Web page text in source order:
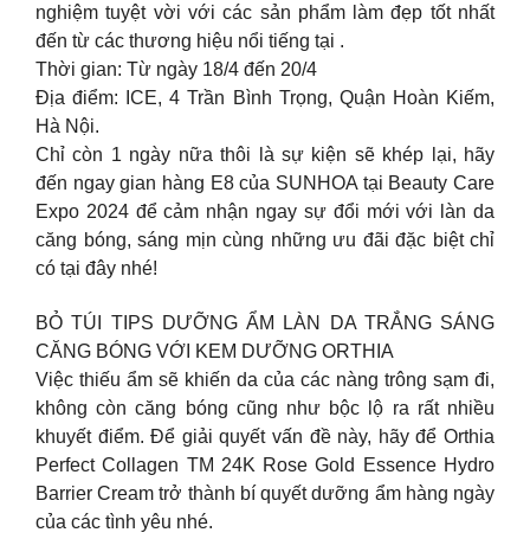
nghiệm tuyệt vời với các sản phẩm làm đẹp tốt nhất
đến từ các thương hiệu nổi tiếng tại .
Thời gian: Từ ngày 18/4 đến 20/4
Địa điểm: ICE, 4 Trần Bình Trọng, Quận Hoàn Kiếm,
Hà Nội.
Chỉ còn 1 ngày nữa thôi là sự kiện sẽ khép lại, hãy
đến ngay gian hàng E8 của SUNHOA tại Beauty Care
Expo 2024 để cảm nhận ngay sự đổi mới với làn da
căng bóng, sáng mịn cùng những ưu đãi đặc biệt chỉ
có tại đây nhé!
BỎ TÚI TIPS DƯỠNG ẨM LÀN DA TRẮNG SÁNG
CĂNG BÓNG VỚI KEM DƯỠNG ORTHIA
Việc thiếu ẩm sẽ khiến da của các nàng trông sạm đi,
không còn căng bóng cũng như bộc lộ ra rất nhiều
khuyết điểm. Để giải quyết vấn đề này, hãy để Orthia
Perfect Collagen TM 24K Rose Gold Essence Hydro
Barrier Cream trở thành bí quyết dưỡng ẩm hàng ngày
của các tình yêu nhé.